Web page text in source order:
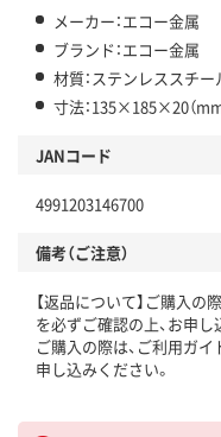
メーカー：エコー金属
ブランド：エコー金属
材質：ステンレススチー
寸法：135×185×20（mm
JANコード
4991203146700
備考（ご注意）
【返品について】ご購入の
を必ずご確認の上、お申し
ご購入の際は、ご利用ガイ
申し込みください。